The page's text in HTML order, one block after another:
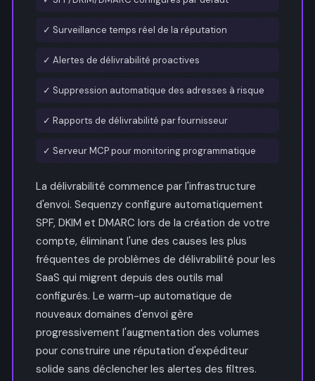
✓ Surveillance temps réel de la réputation
✓ Alertes de délivrabilité proactives
✓ Suppression automatique des adresses à risque
✓ Rapports de délivrabilité par fournisseur
✓ Serveur MCP pour monitoring programmatique
La délivrabilité commence par l'infrastructure
d'envoi. Sequenzy configure automatiquement
SPF, DKIM et DMARC lors de la création de votre
compte, éliminant l'une des causes les plus
fréquentes de problèmes de délivrabilité pour les
SaaS qui migrent depuis des outils mal
configurés. Le warm-up automatique de
nouveaux domaines d'envoi gère
progressivement l'augmentation des volumes
pour construire une réputation d'expéditeur
solide sans déclencher les alertes des filtres.